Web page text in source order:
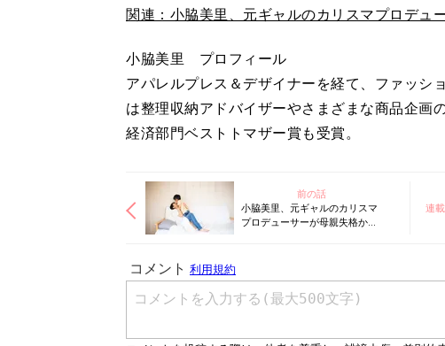
関連：小脇美里、元ギャルのカリスマプロデュ
小脇美里 プロフィール
アパレルプレス＆デザイナーを経て、ファッシ
は整理収納アドバイザーやさまざまな商品企画
経済部門ベストトマザー賞も受賞。
前の話
小脇美里、元ギャルのカリスマ
プロデューサーが母親失格かも
連